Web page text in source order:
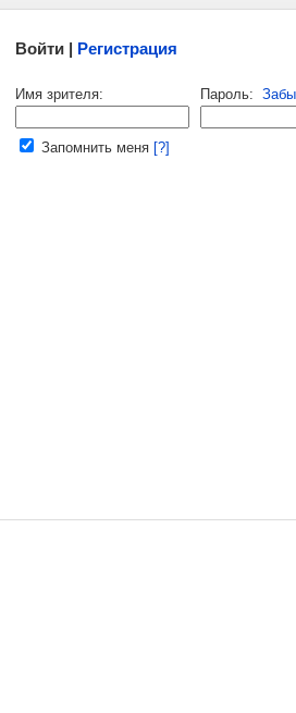
Войти | Регистрация
Имя зрителя: Пароль:
Запомнить меня [?]